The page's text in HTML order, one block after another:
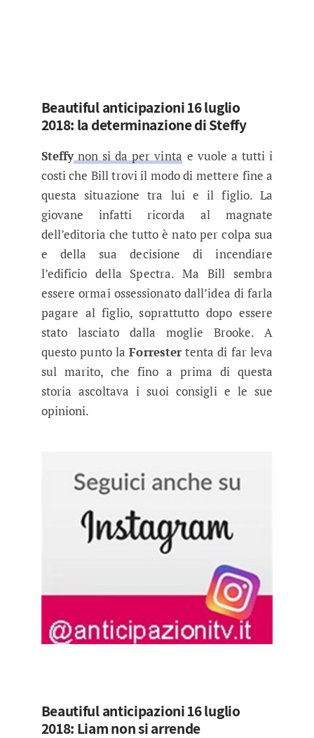
Beautiful anticipazioni 16 luglio
2018: la determinazione di Steffy
Steffynon si da per vinta e vuole a tutti i
costi che Bill trovi il modo di mettere fine a
questa situazione tra lui e il figlio. La
giovane infatti ricorda al magnate
dell’editoria che tutto è nato per colpa sua
e della sua decisione di incendiare
l’edificio della Spectra. Ma Bill sembra
essere ormai ossessionato dall’idea di farla
pagare al figlio, soprattutto dopo essere
stato lasciato dalla moglie Brooke. A
questo punto laForrestertenta di far leva
sul marito, che fino a prima di questa
storia ascoltava i suoi consigli e le sue
opinioni.
Beautiful anticipazioni 16 luglio
2018: Liam non si arrende